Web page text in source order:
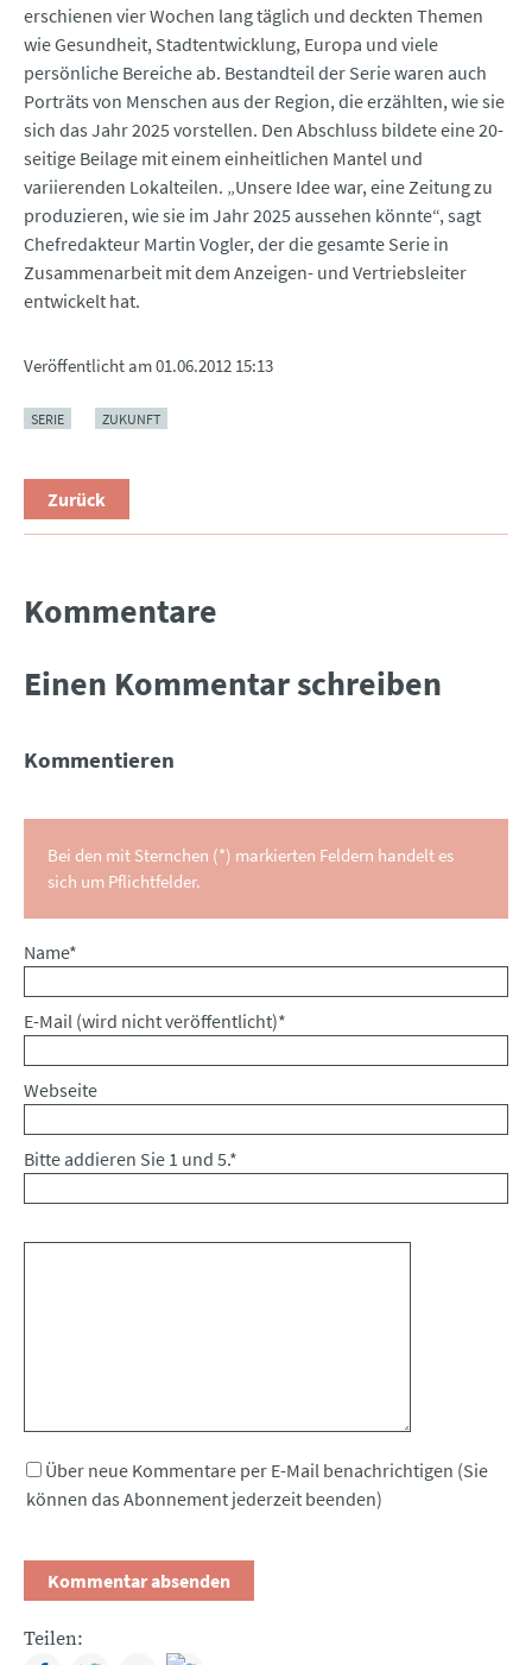
erschienen vier Wochen lang täglich und deckten Themen
wie Gesundheit, Stadtentwicklung, Europa und viele
persönliche Bereiche ab. Bestandteil der Serie waren auch
Porträts von Menschen aus der Region, die erzählten, wie sie
sich das Jahr 2025 vorstellen. Den Abschluss bildete eine 20-
seitige Beilage mit einem einheitlichen Mantel und
variierenden Lokalteilen. „Unsere Idee war, eine Zeitung zu
produzieren, wie sie im Jahr 2025 aussehen könnte“, sagt
Chefredakteur Martin Vogler, der die gesamte Serie in
Zusammenarbeit mit dem Anzeigen- und Vertriebsleiter
entwickelt hat.
Veröffentlicht am01.06.2012 15:13
SERIE ZUKUNFT
Zurück
Kommentare
Einen Kommentar schreiben
Kommentieren
Bei den mit Sternchen (*) markierten Feldern handelt es
sich um Pflichtfelder.
Pflichtfeld
Name*
Pflichtfeld
E-Mail (wird nicht veröffentlicht)*
Webseite
Bitte addieren Sie 1 und 5.*
Über neue Kommentare per E-Mail benachrichtigen (Sie
können das Abonnement jederzeit beenden)
Teilen: